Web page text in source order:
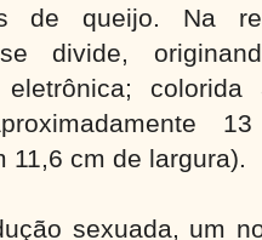
de queijo. Na
divide,
eletrônica; colorida
11,6 cm de largura).
sexuada, um